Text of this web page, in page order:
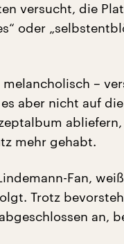
versucht, die
oder
–
aber nicht auf
mehr gehabt.
Fan,
Trotz
an,